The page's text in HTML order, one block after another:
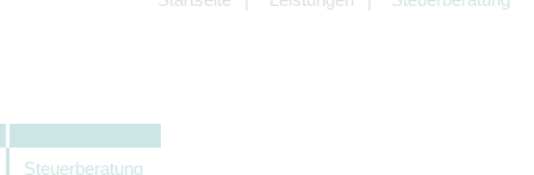
Steuerberatung
LinkedIn.